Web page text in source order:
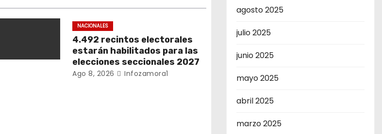
NACIONALES
4.492 recintos electorales
estarán habilitados para las
elecciones seccionales 2027
Ago 8, 2026 Infozamora1
agosto 2025
julio 2025
junio 2025
mayo 2025
abril 2025
marzo 2025